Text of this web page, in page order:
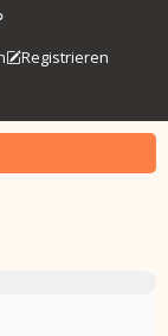
Registrieren